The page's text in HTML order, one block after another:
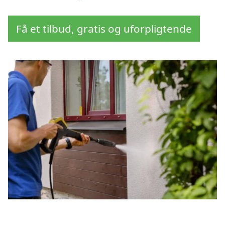
Få et tilbud, gratis og uforpligtende